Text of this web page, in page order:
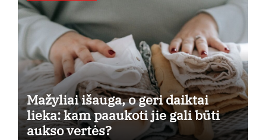
Mažyliai išauga, o geri daiktai
lieka: kam paaukoti jie gali būti
aukso vertės?